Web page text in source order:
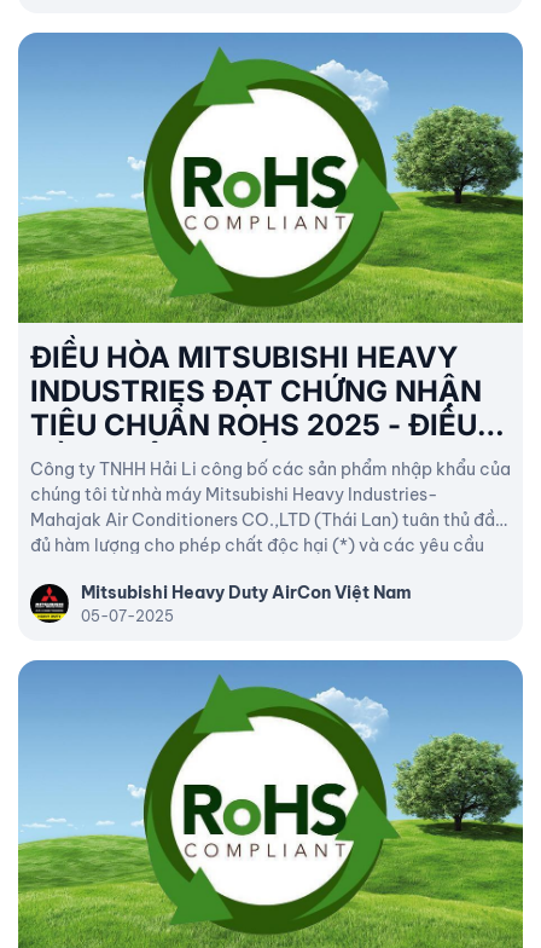
ĐIỀU HÒA MITSUBISHI HEAVY
INDUSTRIES ĐẠT CHỨNG NHẬN
TIÊU CHUẨN ROHS 2025 - ĐIỀU
HÒA KHÔNG KHÍ THƯƠNG MẠI
Công ty TNHH Hải Li công bố các sản phẩm nhập khẩu của
chúng tôi từ nhà máy Mitsubishi Heavy Industries-
Mahajak Air Conditioners CO.,LTD (Thái Lan) tuân thủ đầy
đủ hàm lượng cho phép chất độc hại (*) và các yêu cầu
Mitsubishi Heavy Duty AirCon Việt Nam
05-07-2025